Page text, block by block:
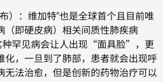
布）：维加特®也是全球首个且目前唯
（即硬皮病）相关间质性肺疾病
种罕见病会让人出现“面具脸”，更
化，一旦到了肺部，患者就会出现呼
无法治愈，但是创新的药物治疗可以